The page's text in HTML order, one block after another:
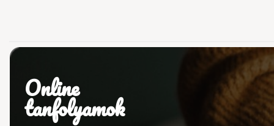
Online
tanfolyamok